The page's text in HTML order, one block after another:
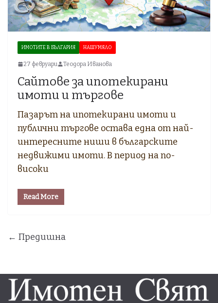
ИМОТИТЕ В БЪЛГАРИЯ НАШУМЯЛО
27 февруари Теодора Иванова
Сайтове за ипотекирани
имоти и търгове
Пазарът на ипотекирани имоти и
публични търгове остава една от най-
интересните ниши в българските
недвижими имоти. В период на по-
високи
Read More
← Предишна